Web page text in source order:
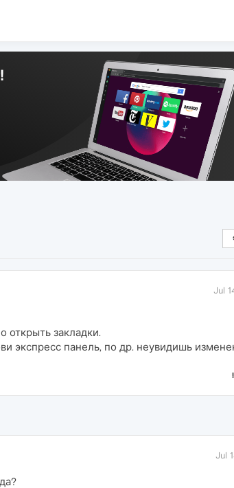
Jul
открыть закладки.
экспресс панель, по др. неувидишь
Jul